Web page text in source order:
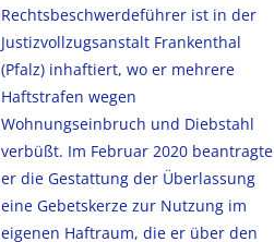
Rechtsbeschwerdeführer ist in der
Justizvollzugsanstalt Frankenthal
(Pfalz) inhaftiert, wo er mehrere
Haftstrafen wegen
Wohnungseinbruch und Diebstahl
verbüßt. Im Februar 2020 beantragte
er die Gestattung der Überlassung
eine Gebetskerze zur Nutzung im
eigenen Haftraum, die er über den